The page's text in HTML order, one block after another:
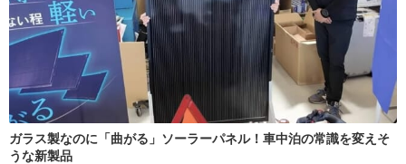
ガラス製なのに「曲がる」ソーラーパネル！車中泊の常識を変えそ
うな新製品